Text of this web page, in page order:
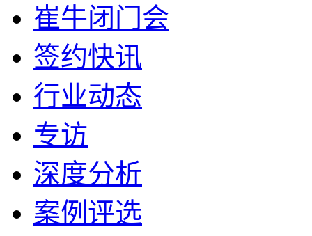
崔牛闭门会
签约快讯
行业动态
专访
深度分析
案例评选